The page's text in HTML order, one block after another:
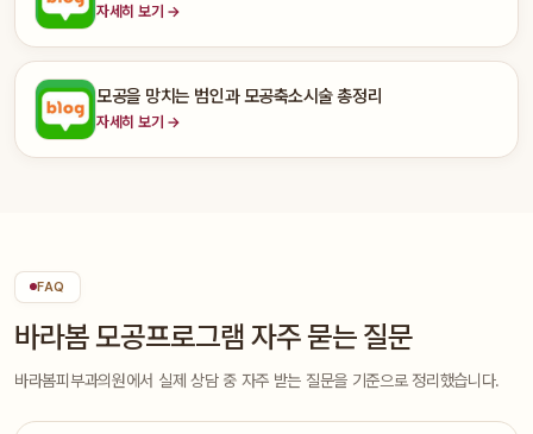
자세히 보기 →
모공을 망치는 범인과 모공축소시술 총정리
자세히 보기 →
FAQ
바라봄 모공프로그램 자주 묻는 질문
바라봄피부과의원에서 실제 상담 중 자주 받는 질문을 기준으로 정리했습니다.